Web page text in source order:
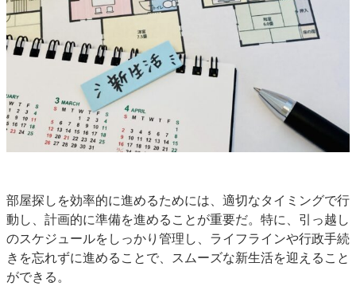
部屋探しを効率的に進めるためには、適切なタイミングで行
動し、計画的に準備を進めることが重要だ。特に、引っ越し
のスケジュールをしっかり管理し、ライフラインや行政手続
きを忘れずに進めることで、スムーズな新生活を迎えること
ができる。